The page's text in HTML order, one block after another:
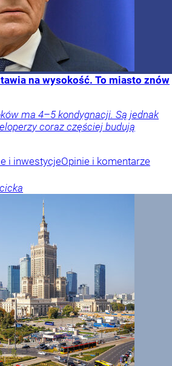
na wysokość. To miasto znów
ma 4–5 kondygnacji. Są jednak
coraz częściej budują
i inwestycjeOpinie i komentarze